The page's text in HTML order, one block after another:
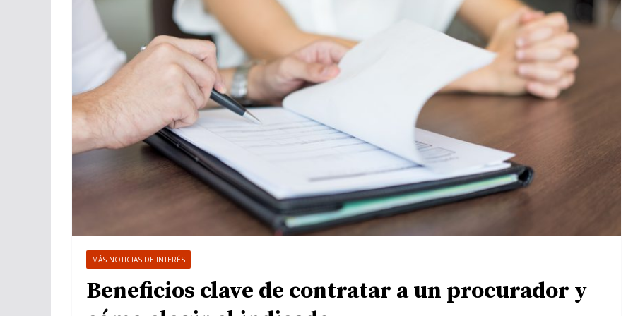
MÁS NOTICIAS DE INTERÉS
Beneficios clave de contratar a un procurador y